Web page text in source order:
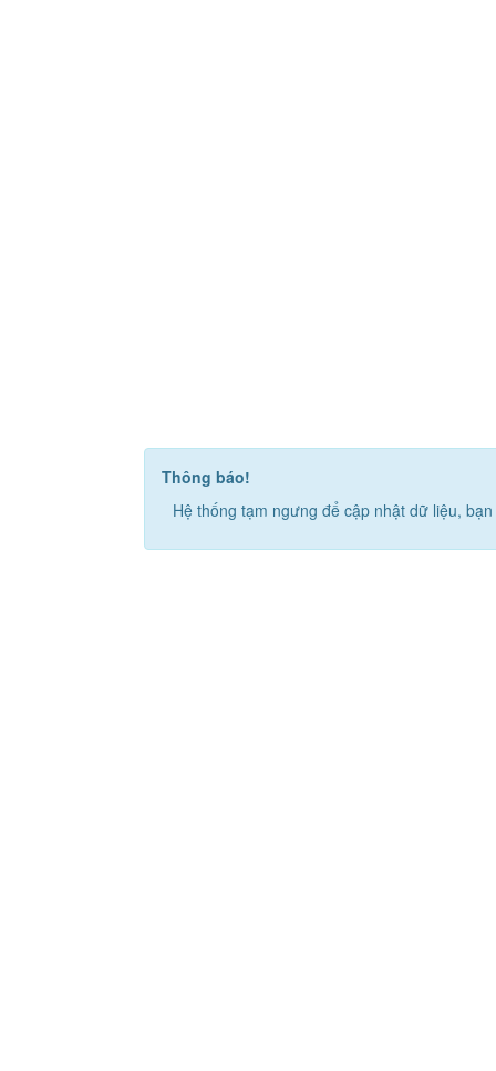
Thông báo!
Hệ thống tạm ngưng để cập nhật dữ liệu,